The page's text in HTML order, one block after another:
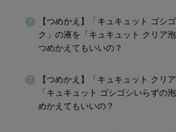
【つめかえ】「キュキュット ゴシ
ク」の液を「キュキュット クリア
つめかえてもいいの？
【つめかえ】「キュキュット クリ
「キュキュット ゴシゴシいらずの
めかえてもいいの？